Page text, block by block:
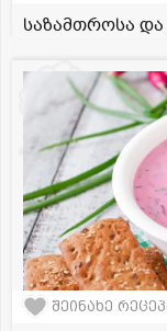
საზამთროსა
შეინახე